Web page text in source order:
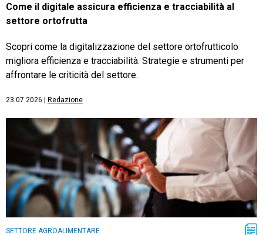
Come il digitale assicura efficienza e tracciabilità al
settore ortofrutta
Scopri come la digitalizzazione del settore ortofrutticolo
migliora efficienza e tracciabilità. Strategie e strumenti per
affrontare le criticità del settore.
23.07.2026 | Redazione
SETTORE AGROALIMENTARE